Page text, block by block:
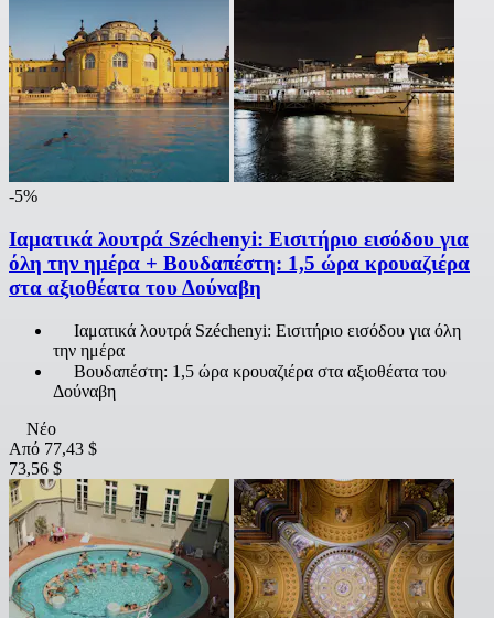
-5%
Ιαματικά λουτρά Széchenyi: Εισιτήριο εισόδου για
όλη την ημέρα + Βουδαπέστη: 1,5 ώρα κρουαζιέρα
στα αξιοθέατα του Δούναβη
Ιαματικά λουτρά Széchenyi: Εισιτήριο εισόδου για όλη
την ημέρα
Βουδαπέστη: 1,5 ώρα κρουαζιέρα στα αξιοθέατα του
Δούναβη
Νέο
Από 77,43 $
73,56 $